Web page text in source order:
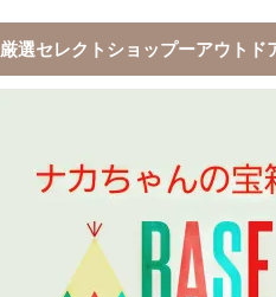
厳選セレクトショップーアウトド